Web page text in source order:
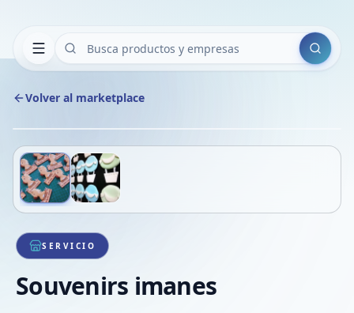
Buscar
Volver al marketplace
1/2
SERVICIO
Souvenirs imanes